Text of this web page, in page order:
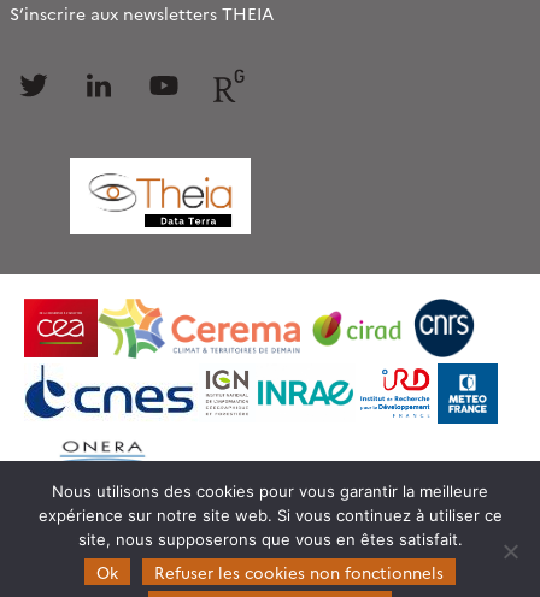
S’inscrire aux newsletters THEIA
Follow Follow
© Copyright Theia -SEDOO (Service de Données
OMP)
Nous utilisons des cookies pour vous garantir la meilleure
expérience sur notre site web. Si vous continuez à utiliser ce
site, nous supposerons que vous en êtes satisfait.
Ok
Refuser les cookies non fonctionnels